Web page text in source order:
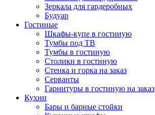
Зеркала для гардеробных
Будуар
Гостиные
Шкафы-купе в гостиную
Тумбы под ТВ
Тумбы в гостиную
Столики в гостиную
Стенка и горка на заказ
Серванты
Гарнитуры в гостиную на заказ
Кухни
Бары и барные стойки